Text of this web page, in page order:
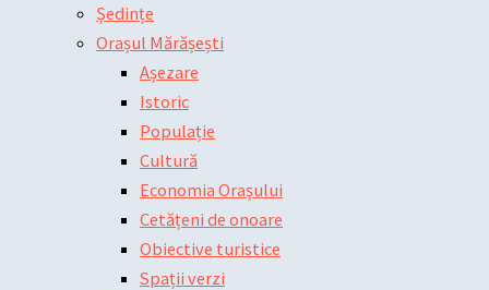
Ședințe
Orașul Mărășești
Așezare
Istoric
Populație
Cultură
Economia Orașului
Cetățeni de onoare
Obiective turistice
Spații verzi